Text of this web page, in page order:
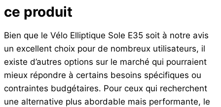
ce produit
Bien que le Vélo Elliptique Sole E35 soit à notre avis
un excellent choix pour de nombreux utilisateurs, il
existe d’autres options sur le marché qui pourraient
mieux répondre à certains besoins spécifiques ou
contraintes budgétaires. Pour ceux qui recherchent
une alternative plus abordable mais performante, le